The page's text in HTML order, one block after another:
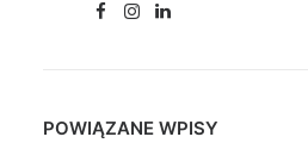
POWIĄZANE WPISY